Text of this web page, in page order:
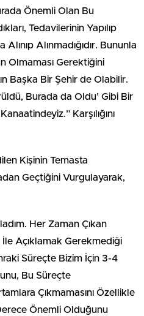
Önemli Olan Bu
Tedavilerinin Yapılıp
Alınıp Alınmadığıdır. Bununla
Olmaması Gerektiğini
Başka Bir Şehir de Olabilir.
Burada da Oldu’ Gibi Bir
Karşılığını
Kişinin Temasta
Geçtiğini Vurgulayarak,
Her Zaman Çıkan
İle Açıklamak Gerekmediği
Süreçte Bizim İçin 3-4
Bu Süreçte
Çıkmamasını Özellikle
Önemli Olduğunu